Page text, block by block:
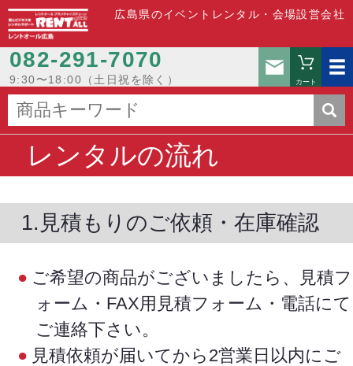
広島県のイベントレンタル・会場設営会社
082-291-7070
9:30〜18:00（土日祝を除く）
お問い
カート
レンタルの流れ
1.見積もりのご依頼・在庫確認
ご希望の商品がございましたら、見積フ
ォーム・FAX用見積フォーム・電話にて
ご連絡下さい。
見積依頼が届いてから2営業日以内にご